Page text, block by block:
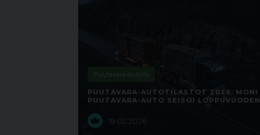
Puutavara-autoilu
PUUTAVARA-AUTOTILASTOT 2026: MONI
PUUTAVARA-AUTO SEISOI LOPPUVUODEN
19.02.2026